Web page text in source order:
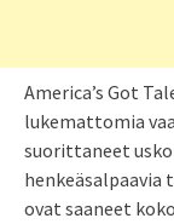
America’s Got
lukemattomia
suorittaneet
henkeäsalpaavia
ovat saaneet